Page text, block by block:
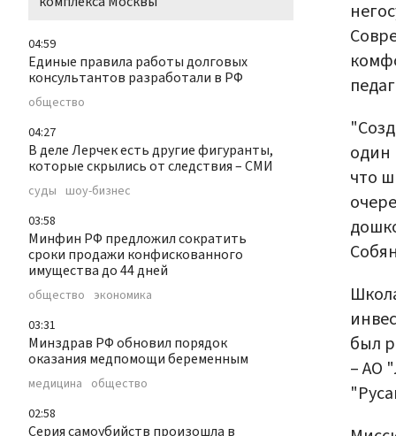
04:59
Единые правила работы долговых
консультантов разработали в РФ
общество
04:27
В деле Лерчек есть другие фигуранты,
которые скрылись от следствия – СМИ
суды шоу-бизнес
03:58
Минфин РФ предложил сократить
сроки продажи конфискованного
имущества до 44 дней
общество экономика
03:31
Минздрав РФ обновил порядок
оказания медпомощи беременным
медицина общество
02:58
Серия самоубийств произошла в
один
что
был
– АО